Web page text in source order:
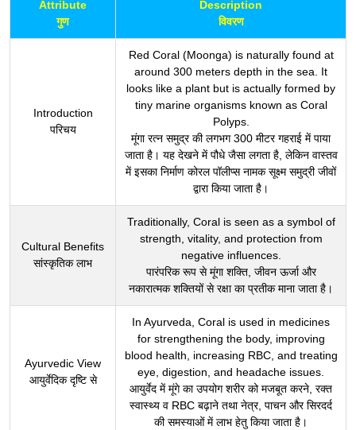
Attribute
गुण
Description
विवरण
Introduction
परिचय
Red Coral (Moonga) is naturally found at
around 300 meters depth in the sea. It
looks like a plant but is actually formed by
tiny marine organisms known as Coral
Polyps.
मूंगा रत्न समुद्र की लगभग 300 मीटर गहराई में पाया
जाता है। यह देखने में पौधे जैसा लगता है, लेकिन वास्तव
में इसका निर्माण कोरल पॉलीप्स नामक सूक्ष्म समुद्री जीवों
द्वारा किया जाता है।
Cultural Benefits
सांस्कृतिक लाभ
Traditionally, Coral is seen as a symbol of
strength, vitality, and protection from
negative influences.
पारंपरिक रूप से मूंगा शक्ति, जीवन ऊर्जा और
नकारात्मक शक्तियों से रक्षा का प्रतीक माना जाता है।
Ayurvedic View
आयुर्वेदिक दृष्टि से
In Ayurveda, Coral is used in medicines
for strengthening the body, improving
blood health, increasing RBC, and treating
eye, digestion, and headache issues.
आयुर्वेद में मूंगे का उपयोग शरीर को मजबूत करने, रक्त
स्वास्थ्य व RBC बढ़ाने तथा नेत्र, पाचन और सिरदर्द
की समस्याओं में लाभ हेतु किया जाता है।